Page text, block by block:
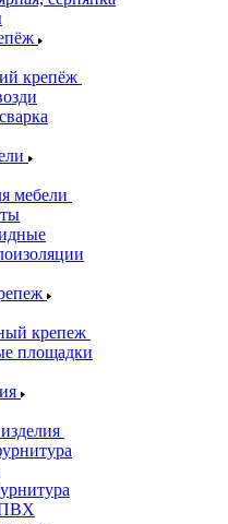
крепёж
мебели
крепеж
площадки